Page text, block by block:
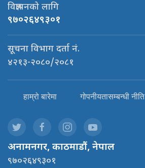
विज्ञापनको लागि
९७०२६४९३०१
सूचना विभाग दर्ता नं.
४२१३-२०८०/२०८१
हाम्रो बारेमा गोपनीयतासम्बन्धी नीति
अनामनगर, काठमाडौं, नेपाल
९७०२६४९३०१